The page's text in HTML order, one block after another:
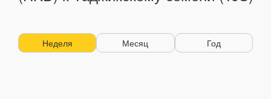
Неделя Месяц Год